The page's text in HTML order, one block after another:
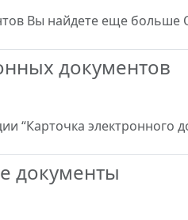
Вы найдете еще больше
документов
“Карточка электронного
документы